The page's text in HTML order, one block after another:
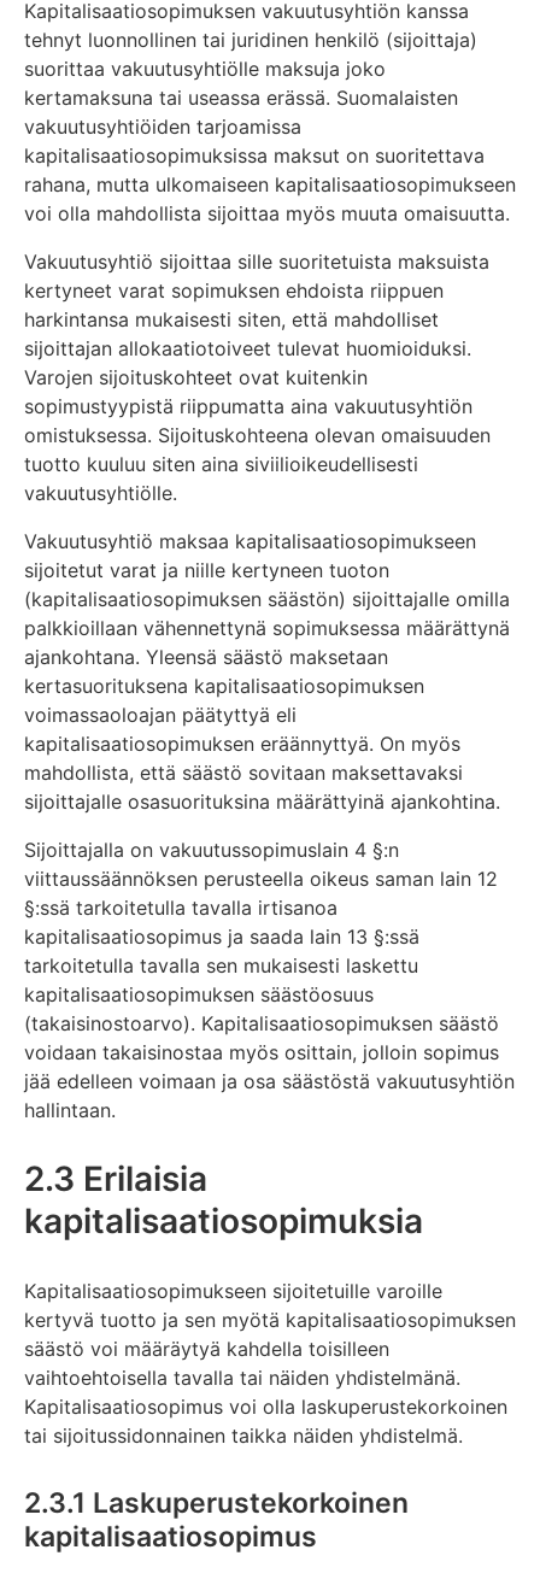
Kapitalisaatiosopimuksen vakuutusyhtiön kanssa
tehnyt luonnollinen tai juridinen henkilö (sijoittaja)
suorittaa vakuutusyhtiölle maksuja joko
kertamaksuna tai useassa erässä. Suomalaisten
vakuutusyhtiöiden tarjoamissa
kapitalisaatiosopimuksissa maksut on suoritettava
rahana, mutta ulkomaiseen kapitalisaatiosopimukseen
voi olla mahdollista sijoittaa myös muuta omaisuutta.
Vakuutusyhtiö sijoittaa sille suoritetuista maksuista
kertyneet varat sopimuksen ehdoista riippuen
harkintansa mukaisesti siten, että mahdolliset
sijoittajan allokaatiotoiveet tulevat huomioiduksi.
Varojen sijoituskohteet ovat kuitenkin
sopimustyypistä riippumatta aina vakuutusyhtiön
omistuksessa. Sijoituskohteena olevan omaisuuden
tuotto kuuluu siten aina siviilioikeudellisesti
vakuutusyhtiölle.
Vakuutusyhtiö maksaa kapitalisaatiosopimukseen
sijoitetut varat ja niille kertyneen tuoton
(kapitalisaatiosopimuksen säästön) sijoittajalle omilla
palkkioillaan vähennettynä sopimuksessa määrättynä
ajankohtana. Yleensä säästö maksetaan
kertasuorituksena kapitalisaatiosopimuksen
voimassaoloajan päätyttyä eli
kapitalisaatiosopimuksen eräännyttyä. On myös
mahdollista, että säästö sovitaan maksettavaksi
sijoittajalle osasuorituksina määrättyinä ajankohtina.
Sijoittajalla on vakuutussopimuslain 4 §:n
viittaussäännöksen perusteella oikeus saman lain 12
§:ssä tarkoitetulla tavalla irtisanoa
kapitalisaatiosopimus ja saada lain 13 §:ssä
tarkoitetulla tavalla sen mukaisesti laskettu
kapitalisaatiosopimuksen säästöosuus
(takaisinostoarvo). Kapitalisaatiosopimuksen säästö
voidaan takaisinostaa myös osittain, jolloin sopimus
jää edelleen voimaan ja osa säästöstä vakuutusyhtiön
hallintaan.
2.3 Erilaisia
kapitalisaatiosopimuksia
Kapitalisaatiosopimukseen sijoitetuille varoille
kertyvä tuotto ja sen myötä kapitalisaatiosopimuksen
säästö voi määräytyä kahdella toisilleen
vaihtoehtoisella tavalla tai näiden yhdistelmänä.
Kapitalisaatiosopimus voi olla laskuperustekorkoinen
tai sijoitussidonnainen taikka näiden yhdistelmä.
2.3.1 Laskuperustekorkoinen
kapitalisaatiosopimus